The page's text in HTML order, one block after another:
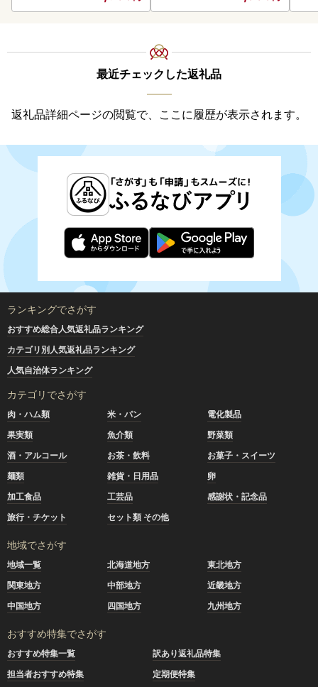
最近チェックした返礼品
返礼品詳細ページの閲覧で、ここに履歴が表示されます。
ランキングでさがす
おすすめ総合人気返礼品ランキング
カテゴリ別人気返礼品ランキング
人気自治体ランキング
カテゴリでさがす
肉・ハム類 米・パン
電化製品
果実類
魚介類
野菜類
酒・アルコール
お茶・飲料
お菓子・スイーツ
麺類
雑貨・日用品
卵
加工食品
工芸品
感謝状・記念品
旅行・チケット
セット類 その他
地域でさがす
地域一覧 北海道地方
東北地方
関東地方
中部地方
近畿地方
中国地方
四国地方 九州地方
おすすめ特集でさがす
おすすめ特集一覧
訳あり返礼品特集
担当者おすすめ特集
定期便特集